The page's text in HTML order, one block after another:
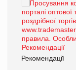
Рекомендації